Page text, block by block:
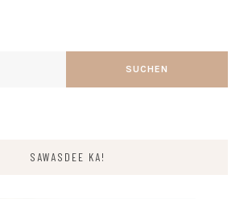
SUCHEN
SAWASDEE KA!